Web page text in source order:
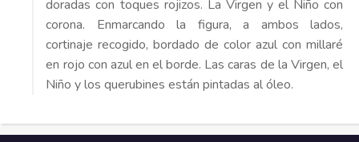
doradas con toques rojizos. La Virgen y el Niño con
corona. Enmarcando la figura, a ambos lados,
cortinaje recogido, bordado de color azul con millaré
en rojo con azul en el borde. Las caras de la Virgen, el
Niño y los querubines están pintadas al óleo.